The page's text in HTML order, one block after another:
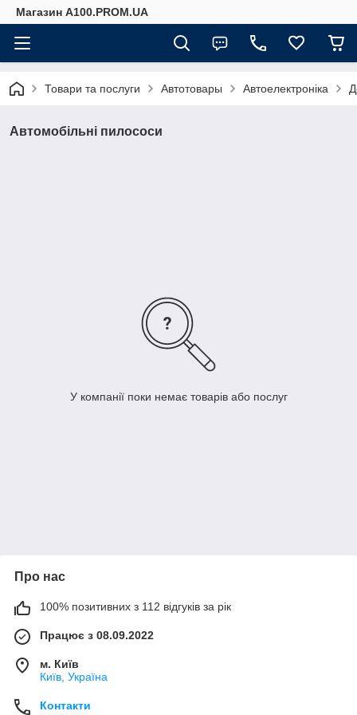
Магазин A100.PROM.UA
Товари та послуги Автотовары Автоелектроніка
Автомобільні пилососи
У компанії поки немає товарів або послуг
Про нас
100% позитивних з 112 відгуків за рік
Працює з 08.09.2022
м. Київ
Київ, Україна
Контакти